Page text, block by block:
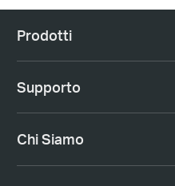
Prodotti
Supporto
Chi Siamo